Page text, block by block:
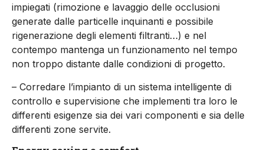
impiegati (rimozione e lavaggio delle occlusioni
generate dalle particelle inquinanti e possibile
rigenerazione degli elementi filtranti…) e nel
contempo mantenga un funzionamento nel tempo
non troppo distante dalle condizioni di progetto.
– Corredare l’impianto di un sistema intelligente di
controllo e supervisione che implementi tra loro le
differenti esigenze sia dei vari componenti e sia delle
differenti zone servite.